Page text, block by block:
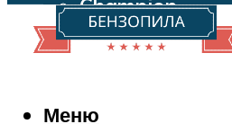
Champion
Echo
Husqvarna
Makita
Меню